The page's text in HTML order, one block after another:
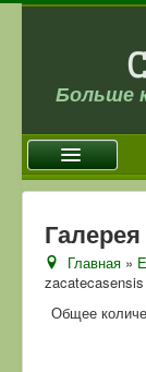
Больше
Новости
Галерея
Магазин
Галерея
Главная »
Общее